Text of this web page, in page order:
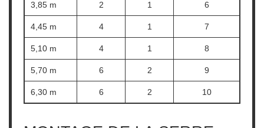
3,85 m 2 1 6
4,45 m 4 1 7
5,10 m 4 1 8
5,70 m 6 2 9
6,30 m 6 2 10